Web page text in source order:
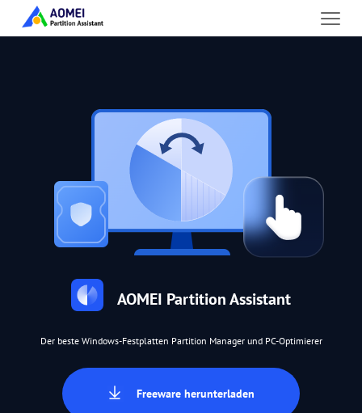
AOMEI Partition Assistant
Der beste Windows-Festplatten Partition Manager und PC-Optimierer
Freeware herunterladen